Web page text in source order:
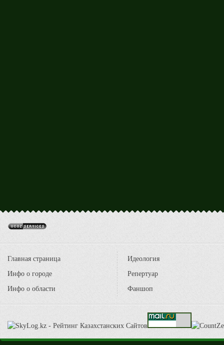
Главная страница
Инфо о городе
Инфо о области
Идеология
Репертуар
Фаншоп